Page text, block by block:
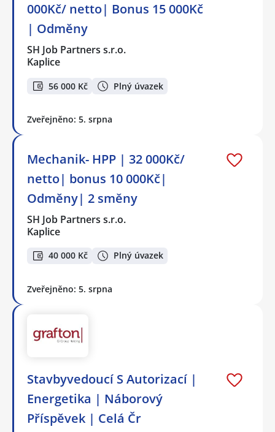
000Kč/ netto| Bonus 15 000Kč
| Odměny
SH Job Partners s.r.o.
Kaplice
56 000 Kč Plný úvazek
Zveřejněno: 5. srpna
Mechanik- HPP | 32 000Kč/
netto| bonus 10 000Kč|
Odměny| 2 směny
SH Job Partners s.r.o.
Kaplice
40 000 Kč Plný úvazek
Zveřejněno: 5. srpna
Stavbyvedoucí S Autorizací |
Energetika | Náborový
Příspěvek | Celá Čr